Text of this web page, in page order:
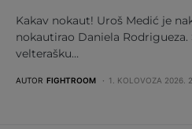
Kakav nokaut! Uroš Medić je
nokautirao Daniela Rodrigueza.
velterašku…
AUTOR FIGHTROOM 1. KOLOVOZA 2026.